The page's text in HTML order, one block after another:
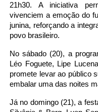
21h30. A iniciativa
vivenciem a emoção do
junina, reforçando a
povo brasileiro.
No sábado (20), a
Léo Foguete, Lipe
promete levar ao público
embalar uma das noites
Já no domingo (21), a